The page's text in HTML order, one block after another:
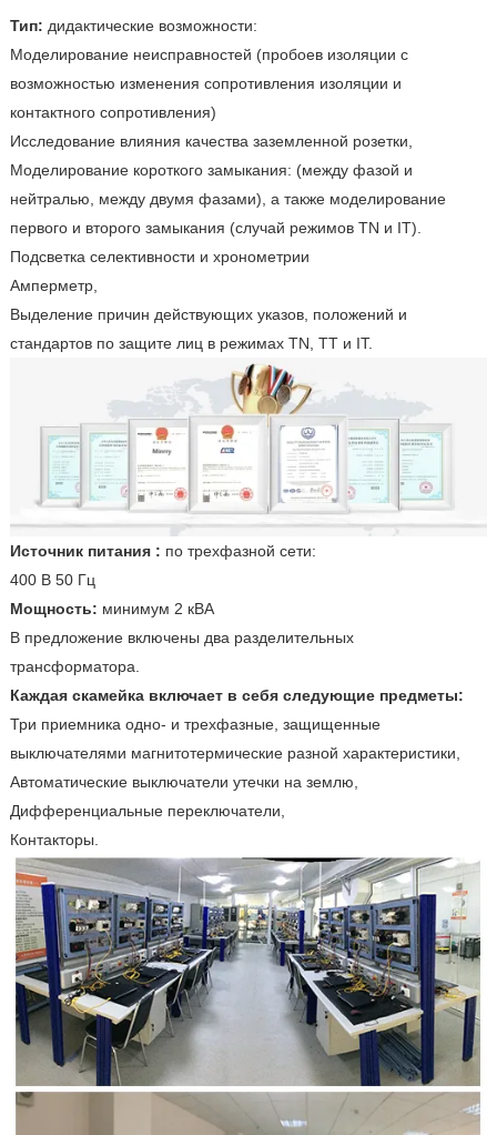
Тип: дидактические возможности:
Моделирование неисправностей (пробоев изоляции с
возможностью изменения сопротивления изоляции и
контактного сопротивления)
Исследование влияния качества заземленной розетки,
Моделирование короткого замыкания: (между фазой и
нейтралью, между двумя фазами), а также моделирование
первого и второго замыкания (случай режимов TN и IT).
Подсветка селективности и хронометрии
Амперметр,
Выделение причин действующих указов, положений и
стандартов по защите лиц в режимах TN, TT и IT.
Источник питания : по трехфазной сети:
400 В 50 Гц
Мощность: минимум 2 кВА
В предложение включены два разделительных
трансформатора.
Каждая скамейка включает в себя следующие предметы:
Три приемника одно- и трехфазные, защищенные
выключателями магнитотермические разной характеристики,
Автоматические выключатели утечки на землю,
Дифференциальные переключатели,
Контакторы.